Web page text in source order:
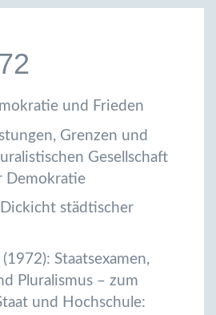
und Frieden
Grenzen und
Gesellschaft
Demokratie
städtischer
Staatsexamen,
Pluralismus – zum
und Hochschule: